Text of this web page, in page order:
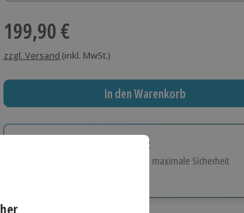
199,90 €
zzgl. Versand (inkl. MwSt.)
In den Warenkorb
Immer das richtige Geschenk:
Große Auswahl, volle Flexibilität und maximale Sicherheit